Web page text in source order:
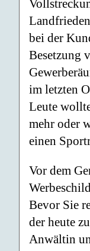
bei der
Besetzung
im letzten
Leute
mehr oder
einen
Vor dem
Bevor Sie
der heute
Anwältin